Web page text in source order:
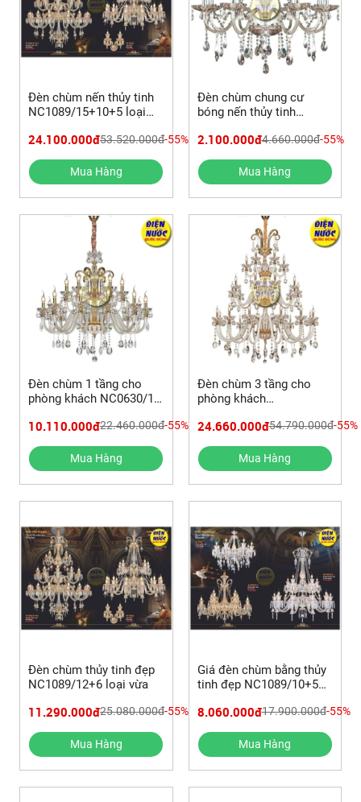
Đèn chùm nến thủy tinh
NC1089/15+10+5 loại
24.100.000đ53.520.000đ-55%
Mua Hàng
Đèn chùm chung cư
bóng nến thủy tinh
2.100.000đ4.660.000đ-55%
Mua Hàng
Đèn chùm 1 tầng cho
phòng khách NC0630/12
10.110.000đ22.460.000đ-55%
Mua Hàng
Đèn chùm 3 tầng cho
phòng khách
24.660.000đ54.790.000đ-55%
Mua Hàng
Đèn chùm thủy tinh đẹp
NC1089/12+6 loại vừa
11.290.000đ25.080.000đ-55%
Mua Hàng
Giá đèn chùm bằng thủy
tinh đẹp NC1089/10+5
8.060.000đ17.900.000đ-55%
Mua Hàng